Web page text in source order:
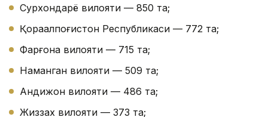
Сурхондарё вилояти — 850 та;
Қорақалпоғистон Республикаси — 772 та;
Фарғона вилояти — 715 та;
Наманган вилояти — 509 та;
Андижон вилояти — 486 та;
Жиззах вилояти — 373 та;